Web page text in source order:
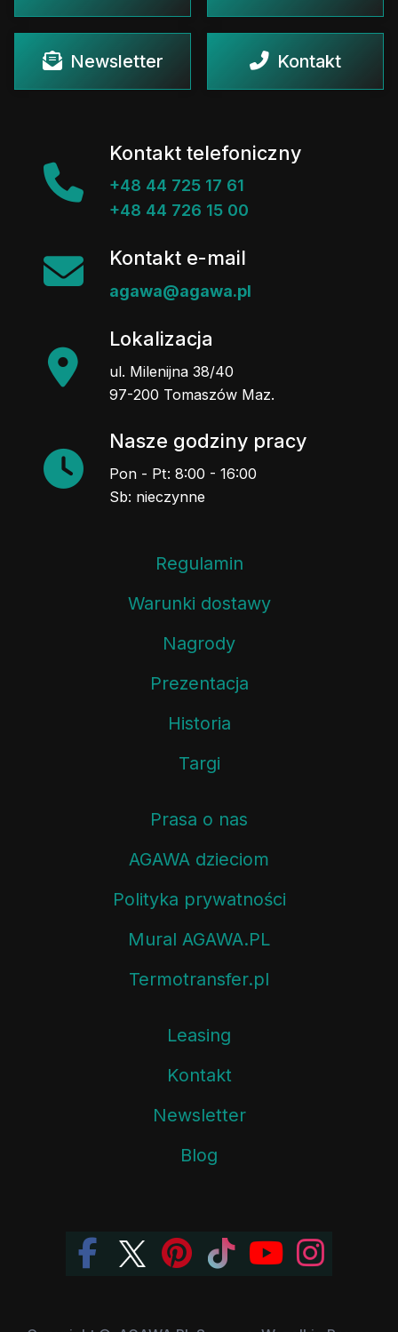
Newsletter Kontakt
Kontakt telefoniczny
+48 44 725 17 61
+48 44 726 15 00
Kontakt e-mail
agawa@agawa.pl
Lokalizacja
ul. Milenijna 38/40
97-200 Tomaszów Maz.
Nasze godziny pracy
Pon - Pt: 8:00 - 16:00
Sb: nieczynne
Regulamin
Warunki dostawy
Nagrody
Prezentacja
Historia
Targi
Prasa o nas
AGAWA dzieciom
Polityka prywatności
Mural AGAWA.PL
Termotransfer.pl
Leasing
Kontakt
Newsletter
Blog